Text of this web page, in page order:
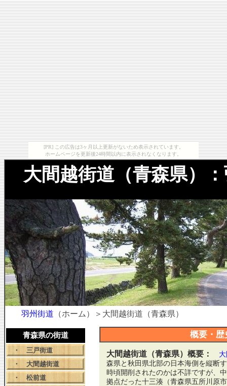
[PR] この広告は3ヶ月以上更新がないため表示されています。
ホームページを更新後24時間以内に表示されなくなります。
大間越街道（青森県）
羽州街道 （ホーム）＞大間越街道（青森県）
青森県の街道
・ 三戸街道
・ 大間越街道
・ 松前道
概要・歴
大間越街道（青森県）概要：
森県と秋田県北部の日本海側を縦断
時頃開削されたのかは不詳ですが、
拠点だった十三湊（青森県五所川原